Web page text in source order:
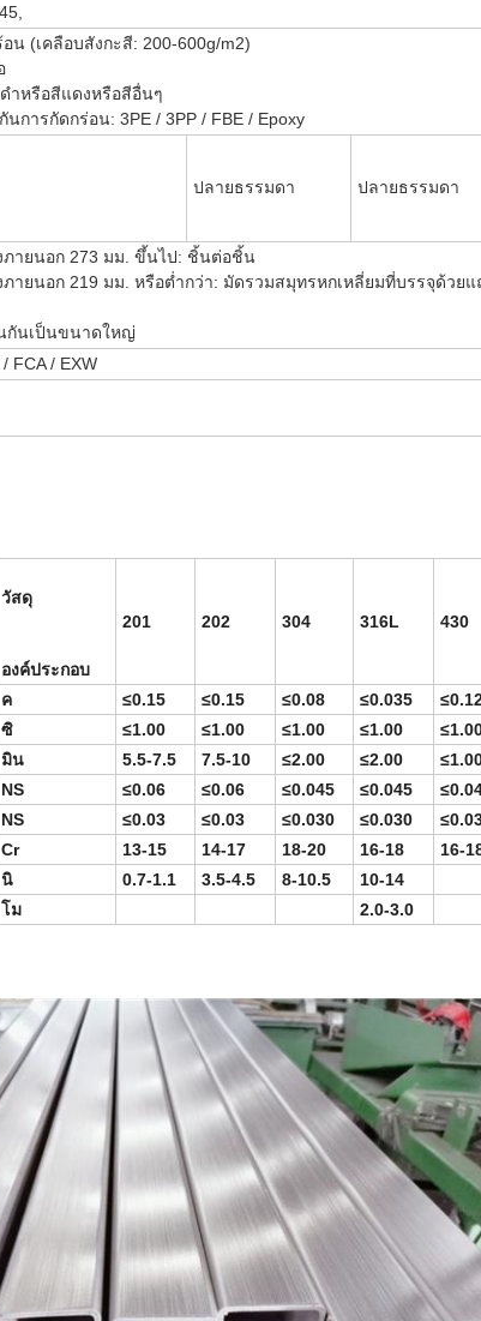
น (เคลือบสังกะสี: 200-600g/m2)
ำหรือสีแดงหรือสีอื่นๆ
นการกัดกร่อน: 3PE / 3PP / FBE / Epoxy
ปลายธรรมดา ปลายธรรมดา
ภายนอก 273 มม. ขึ้นไป: ชิ้นต่อชิ้น
ายนอก 219 มม. หรือต่ำกว่า: มัดรวมสมุทรหกเหลี่ยมที่บรรจุด้วยแ
กันเป็นขนาดใหญ่
FCA / EXW
วัสดุ
องค์ประกอบ
201 202 304 316L 430
ค ≤0.15 ≤0.15 ≤0.08 ≤0.035
ซิ
≤1.00 ≤1.00 ≤1.00 ≤1.00
มิน
5.5-7.5 7.5-10 ≤2.00 ≤2.00
NS
≤0.06 ≤0.06 ≤0.045 ≤0.045
NS
≤0.03 ≤0.03 ≤0.030 ≤0.030
Cr
13-15 14-17 18-20 16-18
16-
นิ
0.7-1.1 3.5-4.5 8-10.5
10-14
โม
2.0-3.0